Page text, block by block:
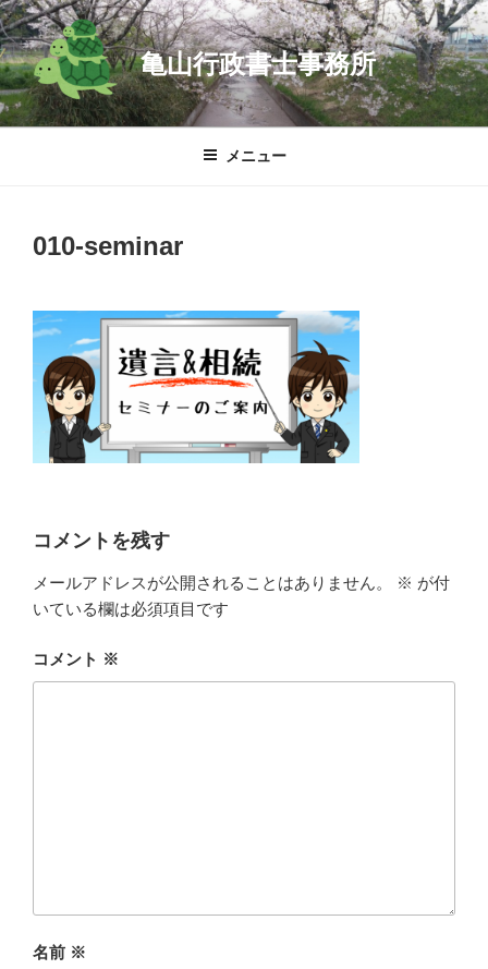
コ
ン
テ
ン
ツ
亀山行政書士事務所
メニュー
010-seminar
コメントを残す
メールアドレスが公開されることはありません。 ※ が付
いている欄は必須項目です
コメント ※
名前 ※